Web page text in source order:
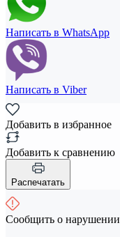
Написать в WhatsApp
Написать в Viber
Добавить в избранное
Добавить к сравнению
Распечатать
Сообщить о нарушении